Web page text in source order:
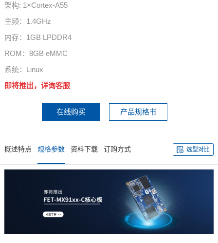
架构: 1×Cortex-A55
主频：1.4GHz
内存：1GB LPDDR4
ROM：8GB eMMC
系统：Linux
即将推出，详询客服
在线购买 产品规格书
概述特点 规格参数 资料下载 订购方式 选型对比